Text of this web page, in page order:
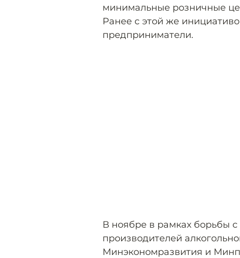
минимальные розничные
Ранее с этой же
предприниматели.
В ноябре в рамках борьбы
производителей
Минэкономразвития и